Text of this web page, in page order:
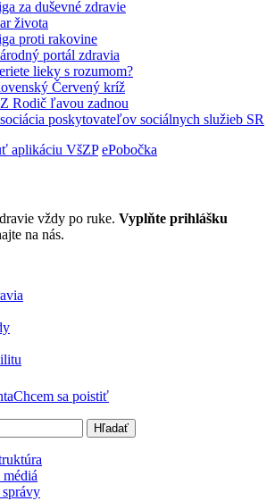
za duševné zdravie
života
proti rakovine
portál zdravia
lieky s rozumom?
Červený kríž
Rodič ľavou zadnou
poskytovateľov sociálnych služieb SR
aplikáciu VšZP ePobočka
vždy po ruke. Vyplňte prihlášku
na nás.
Chcem sa poistiť